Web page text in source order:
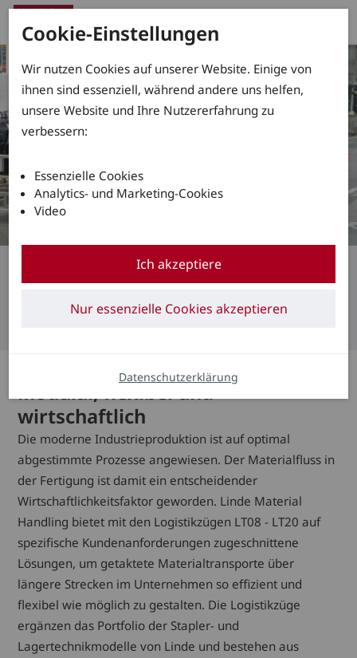
Im Takt der modernen
Produktion
Modular, flexibel und
wirtschaftlich
Die moderne Industrieproduktion ist auf optimal
abgestimmte Prozesse angewiesen. Der Materialfluss in
der Fertigung ist damit ein entscheidender
Wirtschaftlichkeitsfaktor geworden. Linde Material
Handling bietet mit den Logistikzügen LT08 - LT20 auf
spezifische Kundenanforderungen zugeschnittene
Lösungen, um getaktete Materialtransporte über
längere Strecken im Unternehmen so effizient und
flexibel wie möglich zu gestalten. Die Logistikzüge
ergänzen das Portfolio der Stapler- und
Lagertechnikmodelle von Linde und bestehen aus
Cookie-Einstellungen
Wir nutzen Cookies auf unserer Website. Einige von
ihnen sind essenziell, während andere uns helfen,
unsere Website und Ihre Nutzererfahrung zu
verbessern:
Essenzielle Cookies
Analytics- und Marketing-Cookies
Video
Ich akzeptiere
Nur essenzielle Cookies akzeptieren
Datenschutzerklärung